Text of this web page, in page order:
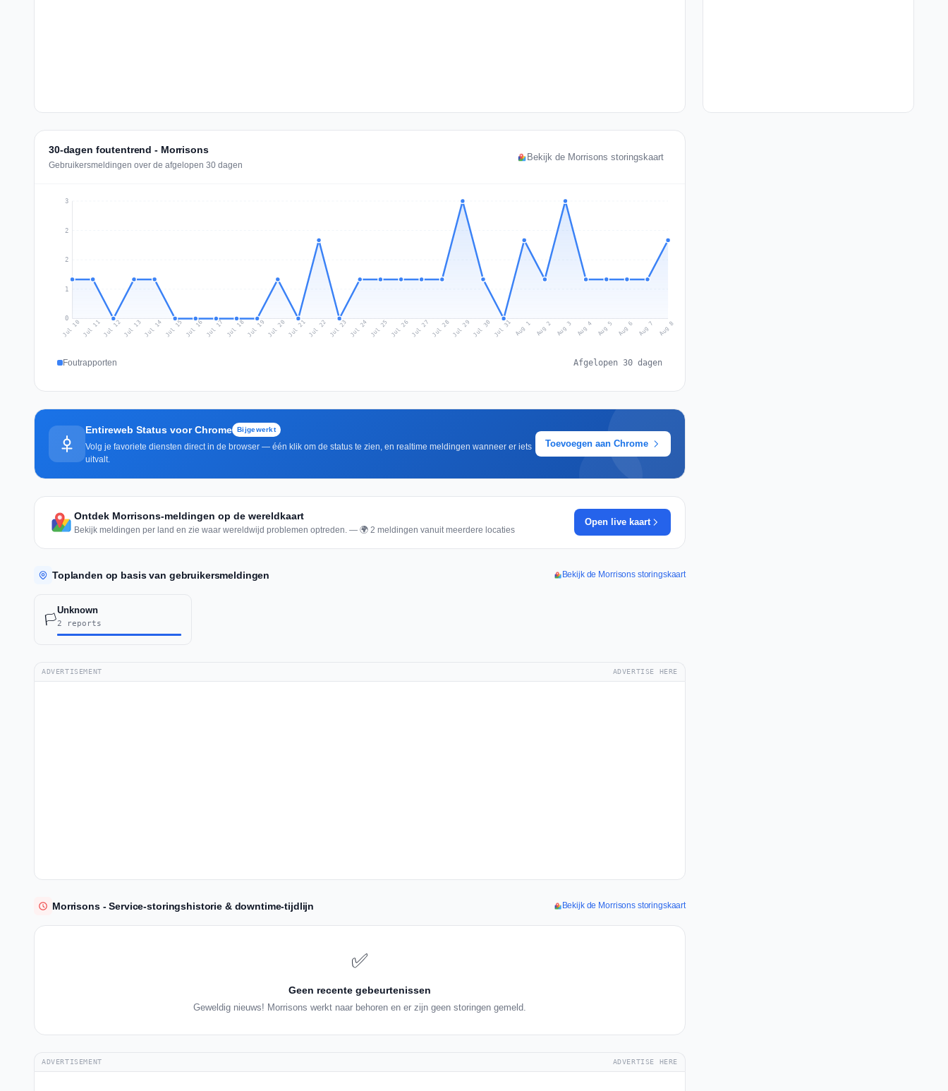
30-dagen foutentrend - Morrisons
Gebruikersmeldingen over de afgelopen 30 dagen
Bekijk de Morrisons storingskaart
0
1
2
2
3
Jul 10 Jul 11Jul 12Jul 13 Jul 14 Jul 15 Jul 16 Jul 17 Jul 18Jul 19 Jul 20 Jul 21Jul 22 Jul 23 Jul 24 Jul 25 Jul 26Jul 27 Jul 28Jul 29 Jul 30 Jul 31 Aug 1 Aug 2 Aug 3 Aug 4 Aug 5 Aug 6 Aug 7 Aug 8
Foutrapporten Afgelopen 30 dagen
Entireweb Status voor Chrome Bijgewerkt
Volg je favoriete diensten direct in de browser — één klik om de status te zien, en realtime meldingen wanneer er iets
uitvalt.
Toevoegen aan Chrome
Ontdek Morrisons-meldingen op de wereldkaart
Bekijk meldingen per land en zie waar wereldwijd problemen optreden. — 🌍 2 meldingen vanuit meerdere locaties
Open live kaart
Toplanden op basis van gebruikersmeldingen Bekijk de Morrisons storingskaart
🏳️
Unknown
2 reports
ADVERTISEMENT ADVERTISE HERE
Morrisons - Service-storingshistorie & downtime-tijdlijn Bekijk de Morrisons storingskaart
✅
Geen recente gebeurtenissen
Geweldig nieuws! Morrisons werkt naar behoren en er zijn geen storingen gemeld.
ADVERTISEMENT ADVERTISE HERE